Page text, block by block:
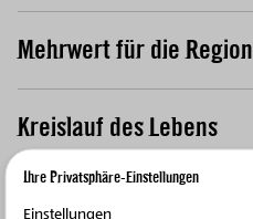
Mehrwert für die Region
Kreislauf des Lebens
Ihre Privatsphäre-Einstellungen
Einstellungen